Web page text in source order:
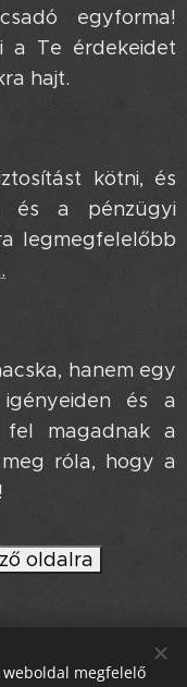
egyforma!
a Te érdekeidet
hajt.
kötni, és
és a pénzügyi
legmegfelelőbb
hanem egy
és a
fel magadnak a
róla, hogy a
oldalra
megfelelő